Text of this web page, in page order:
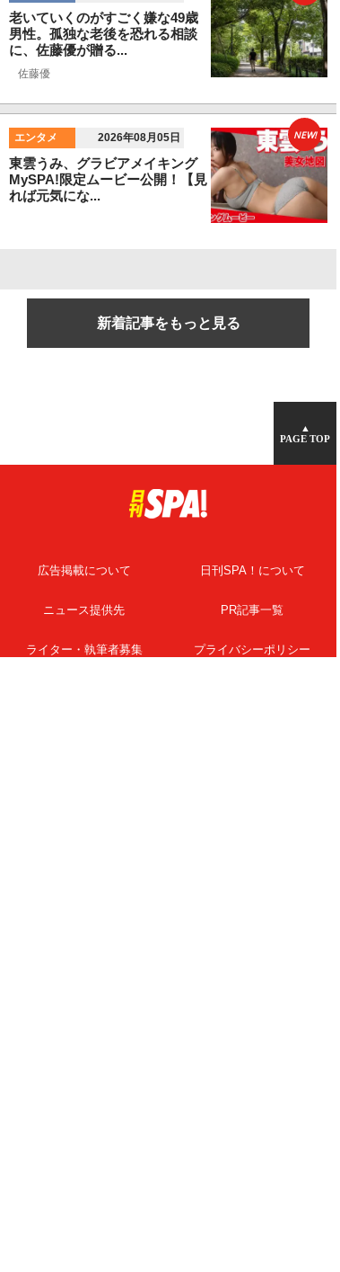
老いていくのがすごく嫌な49歳
男性。孤独な老後を恐れる相談
に、佐藤優が贈る...
佐藤優
エンタメ 2026年08月05日
東雲うみ、グラビアメイキング
MySPA!限定ムービー公開！【見
れば元気にな...
NEW!
新着記事をもっと見る
▲
PAGE TOP
広告掲載について 日刊SPA！について
ニュース提供先 PR記事一覧
ライター・執筆者募集 プライバシーポリシー